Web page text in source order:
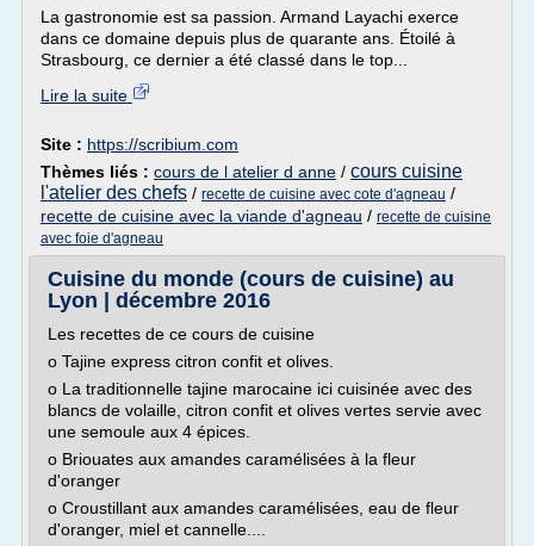
La gastronomie est sa passion. Armand Layachi exerce
dans ce domaine depuis plus de quarante ans. Étoilé à
Strasbourg, ce dernier a été classé dans le top...
Lire la suite
Site : https://scribium.com
Thèmes liés : cours de l atelier d anne / cours cuisine
l'atelier des chefs / recette de cuisine avec cote d'agneau /
recette de cuisine avec la viande d'agneau / recette de cuisine
avec foie d'agneau
Cuisine du monde (cours de cuisine) au
Lyon | décembre 2016
Les recettes de ce cours de cuisine
o Tajine express citron confit et olives.
o La traditionnelle tajine marocaine ici cuisinée avec des
blancs de volaille, citron confit et olives vertes servie avec
une semoule aux 4 épices.
o Briouates aux amandes caramélisées à la fleur
d'oranger
o Croustillant aux amandes caramélisées, eau de fleur
d'oranger, miel et cannelle....